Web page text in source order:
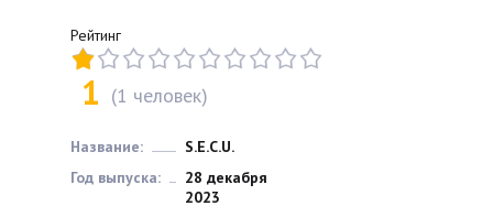
Рейтинг
1 (1 человек)
Название:
S.E.C.U.
Год выпуска:
28 декабря
2023